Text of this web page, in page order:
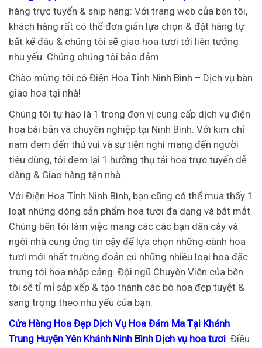
hàng trực tuyến & ship hàng: Với trang web của bên tôi,
khách hàng rất có thể đơn giản lựa chọn & đặt hàng tự
bất kể đâu & chúng tôi sẽ giao hoa tươi tới liên tưởng
nhu yếu. Chúng chúng tôi bảo đảm
Chào mừng tới có Điện Hoa Tỉnh Ninh Bình – Dịch vụ bàn
giao hoa tại nhà!
Chúng tôi tự hào là 1 trong đơn vị cung cấp dịch vụ điện
hoa bài bản và chuyên nghiệp tại Ninh Bình. Với kim chỉ
nam đem đến thú vui và sự tiện nghi mang đến người
tiêu dùng, tôi đem lại 1 hưởng thụ tải hoa trực tuyến dễ
dàng & Giao hàng tận nhà.
Với Điện Hoa Tỉnh Ninh Bình, bạn cũng có thể mua thấy 1
loạt những dòng sản phẩm hoa tươi đa dạng và bắt mắt.
Chúng bên tôi làm việc mang các các bạn dân cày và
ngôi nhà cung ứng tin cậy để lựa chọn những cành hoa
tươi mới nhất trường đoản cú những nhiều loại hoa đặc
trưng tới hoa nhập cảng. Đội ngũ Chuyên Viên của bên
tôi sẽ tỉ mỉ sắp xếp & tạo thành các bó hoa đẹp tuyệt &
sang trọng theo nhu yếu của bạn.
Cửa Hàng Hoa Đẹp Dịch Vụ Hoa Đám Ma Tại Khánh
Trung Huyện Yên Khánh Ninh Bình Dịch vụ hoa tươi Điều